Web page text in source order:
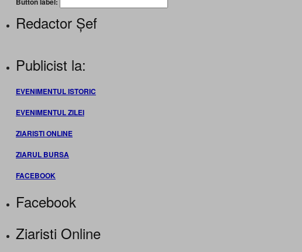
Redactor Șef
Publicist la:
EVENIMENTUL ISTORIC
EVENIMENTUL ZILEI
ZIARISTI ONLINE
ZIARUL BURSA
FACEBOOK
Facebook
Ziaristi Online